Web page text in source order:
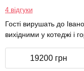
4 відгуки
Гості вирушать до
вихідними у котеджі і
19200 грн